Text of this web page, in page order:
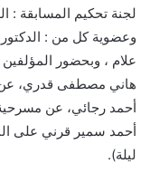
لجنة تحكيم المسابقة :
وعضوية كل من :
علام ، وبحضور المؤلفين
هاني مصطفى قدري، عن
أحمد رجائي، عن
أحمد سمير قرني على
ليلة).